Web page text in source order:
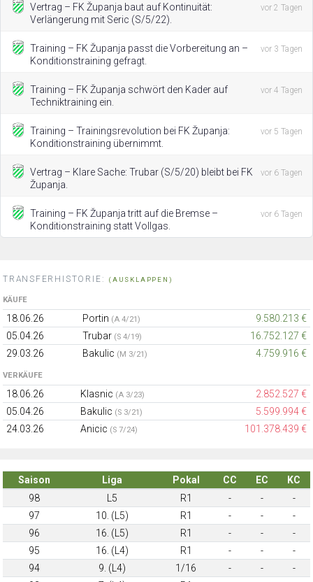
Vertrag – FK Županja baut auf Kontinuität:
Verlängerung mit Seric (S/5/22).
vor 2 Tagen
Training – FK Županja passt die Vorbereitung an –
Konditionstraining gefragt.
vor 3 Tagen
Training – FK Županja schwört den Kader auf
Techniktraining ein.
vor 4 Tagen
Training – Trainingsrevolution bei FK Županja:
Konditionstraining übernimmt.
vor 5 Tagen
Vertrag – Klare Sache: Trubar (S/5/20) bleibt bei FK
Županja.
vor 6 Tagen
Training – FK Županja tritt auf die Bremse –
Konditionstraining statt Vollgas.
vor 6 Tagen
TRANSFERHISTORIE: (AUSKLAPPEN)
KÄUFE
18.06.26 Portin (A 4/21)
9.580.213 €
05.04.26
Trubar (S 4/19)
16.752.127 €
29.03.26
Bakulic (M 3/21) 4.759.916 €
VERKÄUFE
18.06.26 Klasnic (A 3/23)
2.852.527 €
05.04.26
Bakulic (S 3/21)
5.599.994 €
24.03.26
Anicic (S 7/24) 101.378.439 €
Saison Liga Pokal CC EC
KC
98
L5 R1 - -
-
97
10. (L5) R1 - -
-
96
16. (L5) R1 - -
-
95
16. (L4) R1 - -
-
94
9. (L4) 1/16 - -
-